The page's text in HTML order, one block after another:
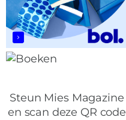
een
Steun Mies Magazine
en scan deze QR code